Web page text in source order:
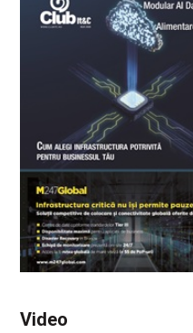
Video